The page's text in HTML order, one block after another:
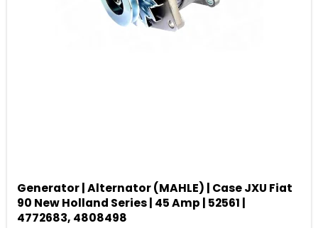
Generator | Alternator (MAHLE) | Case JXU Fiat
90 New Holland Series | 45 Amp | 52561 |
4772683, 4808498